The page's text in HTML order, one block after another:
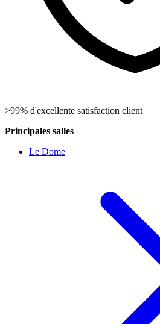
>99% d'excellente satisfaction client
Principales salles
Le Dome